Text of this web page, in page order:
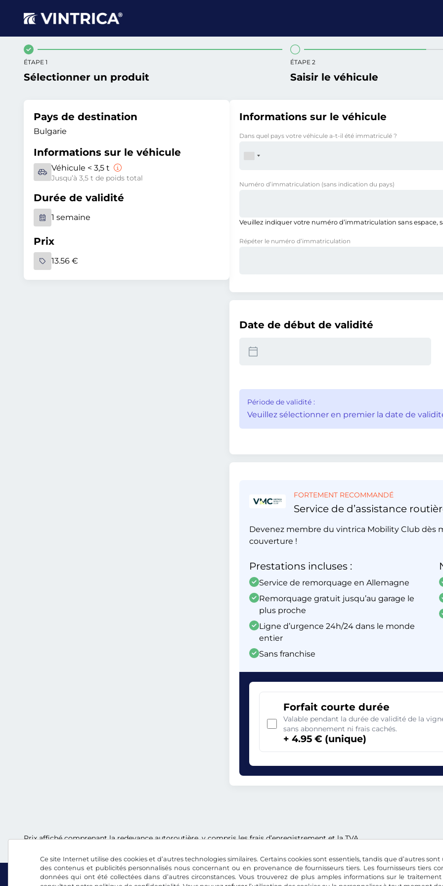
Ce site Internet utilise des cookies et d’autres technologies similaires. Certains cookies sont essentiels, tandis que d’autres
des contenus et publicités personnalisés nous concernant ou en provenance de fournisseurs tiers. Les fournisseurs tiers
données qui ont été collectées dans d’autres circonstances. Vous trouverez de plus amples informations sur le
ÉTAPE 1
Sélectionner un produit
ÉTAPE 2
Saisir le véhicule
Pays de destination
Bulgarie
Informations sur le véhicule
Véhicule < 3,5 t
Jusqu’à 3,5 t de poids total
Durée de validité
1 semaine
Prix
13.56 €
Informations sur le véhicule
Dans quel pays votre véhicule a-t-il été immatriculé ?
Numéro d’immatriculation (sans indication du pays)
Veuillez indiquer votre numéro d’immatriculation sans espace,
Répéter le numéro d’immatriculation
Date de début de validité
Période de validité :
Veuillez sélectionner en premier la date de
FORTEMENT RECOMMANDÉ
Service de d’assistance
Devenez membre du vintrica Mobility Club dès
couverture !
Prestations incluses :
Service de remorquage en Allemagne
Remorquage gratuit jusqu’au garage le
plus proche
Ligne d’urgence 24h/24 dans le monde
entier
Sans franchise
Forfait courte durée
Valable pendant la durée de validité de la
sans abonnement ni frais cachés.
+ 4.95 € (unique)
Prix affiché comprenant la redevance autoroutière, y compris les frais d’enregistrement et la TVA.